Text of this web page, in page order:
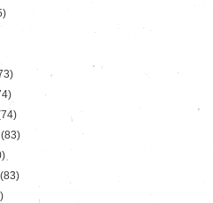
(83)
(83)